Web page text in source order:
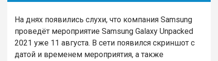
На днях появились слухи, что компания Samsung
проведёт мероприятие Samsung Galaxy Unpacked
2021 уже 11 августа. В сети появился скриншот с
датой и временем мероприятия, а также